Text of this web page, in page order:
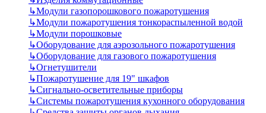
↳Модули газопорошкового пожаротушения
↳Модули пожаротушения тонкораспыленной водой
↳Модули порошковые
↳Оборудование для аэрозольного пожаротушения
↳Оборудование для газового пожаротушения
↳Огнетушители
↳Пожаротушение для 19" шкафов
↳Сигнально-осветительные приборы
↳Системы пожаротушения кухонного оборудования